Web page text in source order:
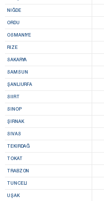
NIĞDE
ORDU
OSMANIYE
RIZE
SAKARYA
SAMSUN
ŞANLIURFA
SIIRT
SINOP
ŞIRNAK
SIVAS
TEKIRDAĞ
TOKAT
TRABZON
TUNCELI
UŞAK